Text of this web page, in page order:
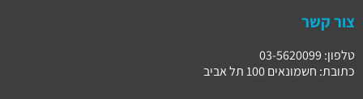
צור קשר
טלפון: 03-5620099
כתובת: חשמונאים 100 תל אביב